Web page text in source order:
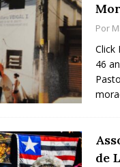
Por
Click
46
de